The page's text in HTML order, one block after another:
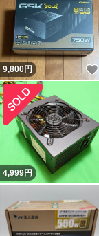
9,800円
4,999円